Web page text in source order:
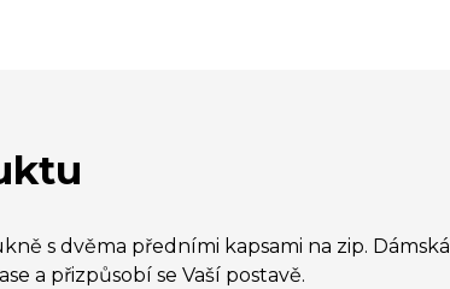
s dvěma předními kapsami na zip. Dámská
a přizpůsobí se Vaší postavě.